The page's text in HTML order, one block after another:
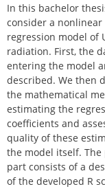
In this bachelor
consider a nonlinear
regression model of
radiation. First, the
entering the model
described. We then
the mathematical
estimating the
coefficients and
quality of these
the model itself. The
part consists of a
of the developed R